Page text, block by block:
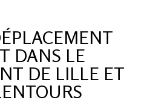
DANS LE
DE LILLE ET